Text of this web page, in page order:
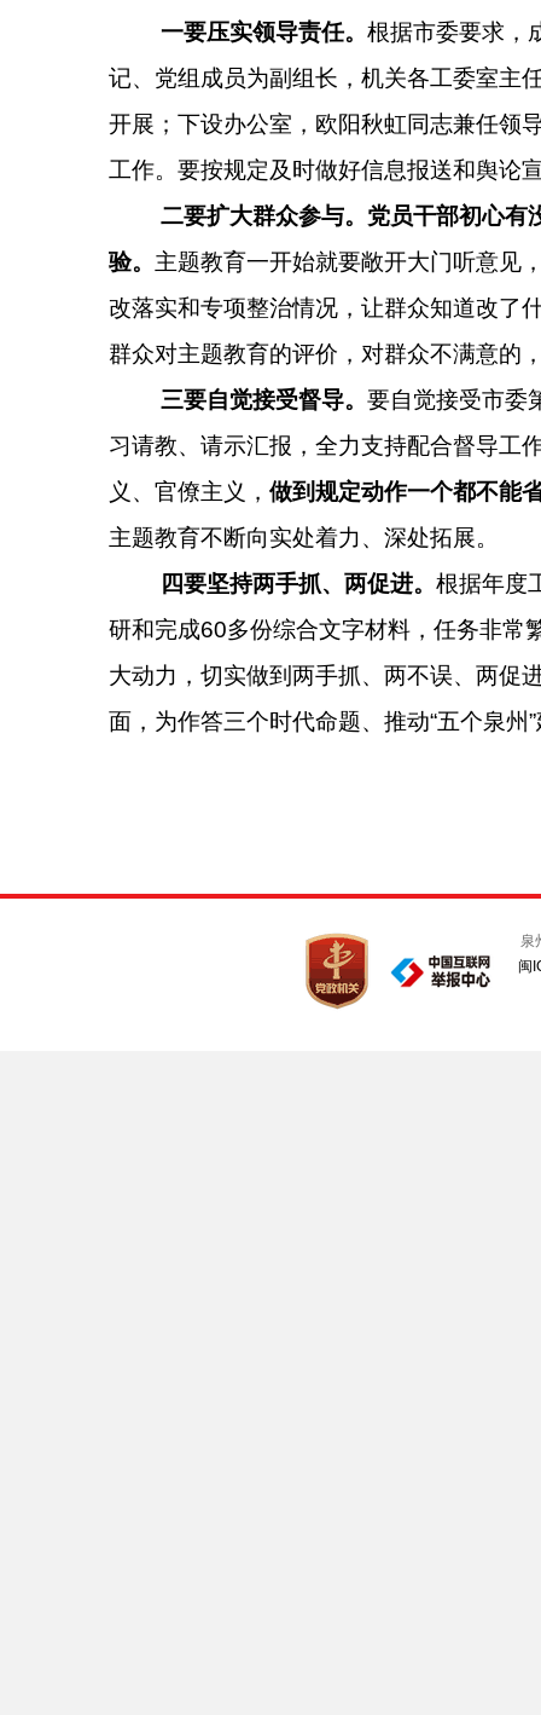
一要压实领导责任。 根据市委要求，
记、党组成员为副组长，机关各工委室主
开展；下设办公室， 欧阳秋虹同志兼任领
工作。要按规定及时做好信息报送和舆论
二要扩大群众参与。党员干部初心有
验。 主题教育一开始就要敞开大门听意见
改落实和专项整治情况，让群众知道改了
群众对主题教育的评价，对群众不满意的
三要自觉接受督导。 要自觉接受市委
习请教、请示汇报，全力支持配合督导工
义、官僚主义， 做到规定动作一个都不能
主题教育不断向实处着力、深处拓展。
四要坚持两手抓、两促进。 根据年度
研和完成60多份综合文字材料，任务非常
大动力，切实做到两手抓、两不误、两促
面，为作答三个时代命题、推动“五个泉州
泉
闽